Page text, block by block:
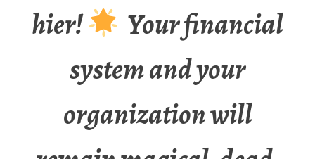
hier!
Your financial
system and your
organization will